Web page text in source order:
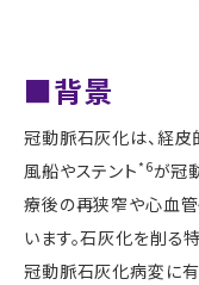
■背景
冠動脈石灰化は、経皮
風船やステント*6が冠
療後の再狭窄や心血管
います。石灰化を削る
冠動脈石灰化病変に